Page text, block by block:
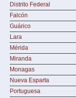
Distrito Federal
Falcón
Guárico
Lara
Mérida
Miranda
Monagas
Nueva Esparta
Portuguesa